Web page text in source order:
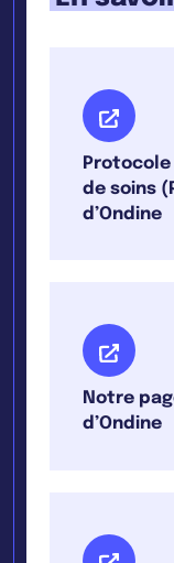
de soins
d’Ondine
Notre
d’Ondine